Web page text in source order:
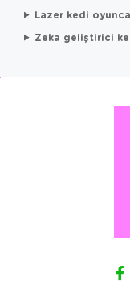
Lazer kedi
Zeka geliştirici